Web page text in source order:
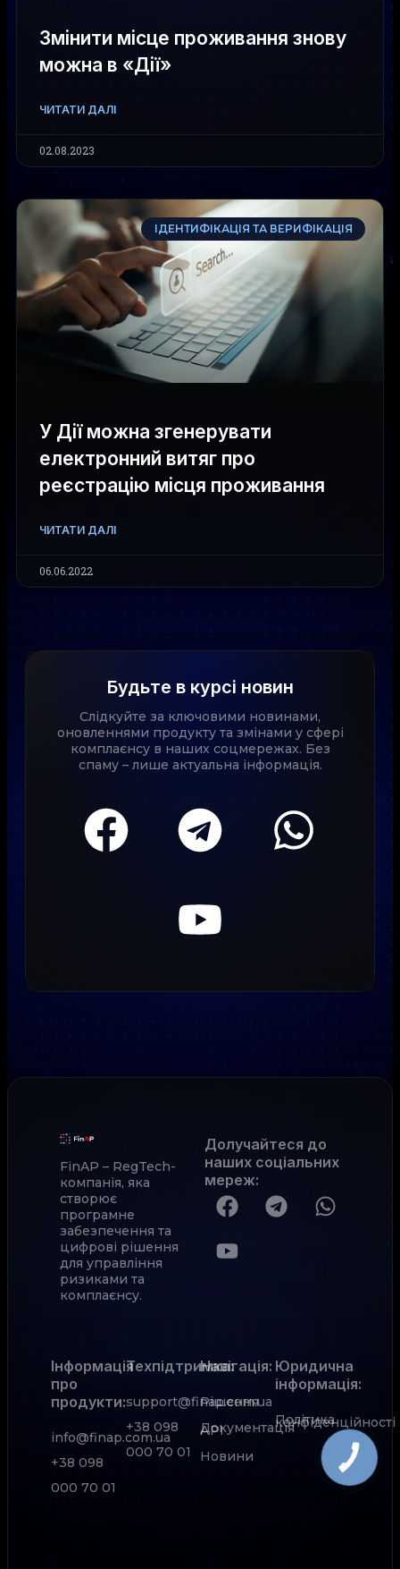
Змінити місце проживання знову
можна в «Дії»
ЧИТАТИ ДАЛІ
02.08.2023
ІДЕНТИФІКАЦІЯ ТА ВЕРИФІКАЦІЯ
У Дії можна згенерувати
електронний витяг про
реєстрацію місця проживання
ЧИТАТИ ДАЛІ
06.06.2022
Будьте в курсі новин
Слідкуйте за ключовими новинами,
оновленнями продукту та змінами у сфері
комплаєнсу в наших соцмережах. Без
спаму – лише актуальна інформація.
FinAP – RegTech-
компанія, яка
створює
програмне
забезпечення та
цифрові рішення
для управління
ризиками та
комплаєнсу.
Долучайтеся до
наших соціальних
мереж:
Інформація
про
продукти:
info@finap.com.ua
+38 098
000 70 01
Техпідтримка:
support@finap.com.ua
+38 098
000 70 01
Рішення
Документація
АРІ
Новини
Навігація: Юридична
інформація:
Політика
конфіденційності
КНОПКА
ЗВ'ЯЗКУ